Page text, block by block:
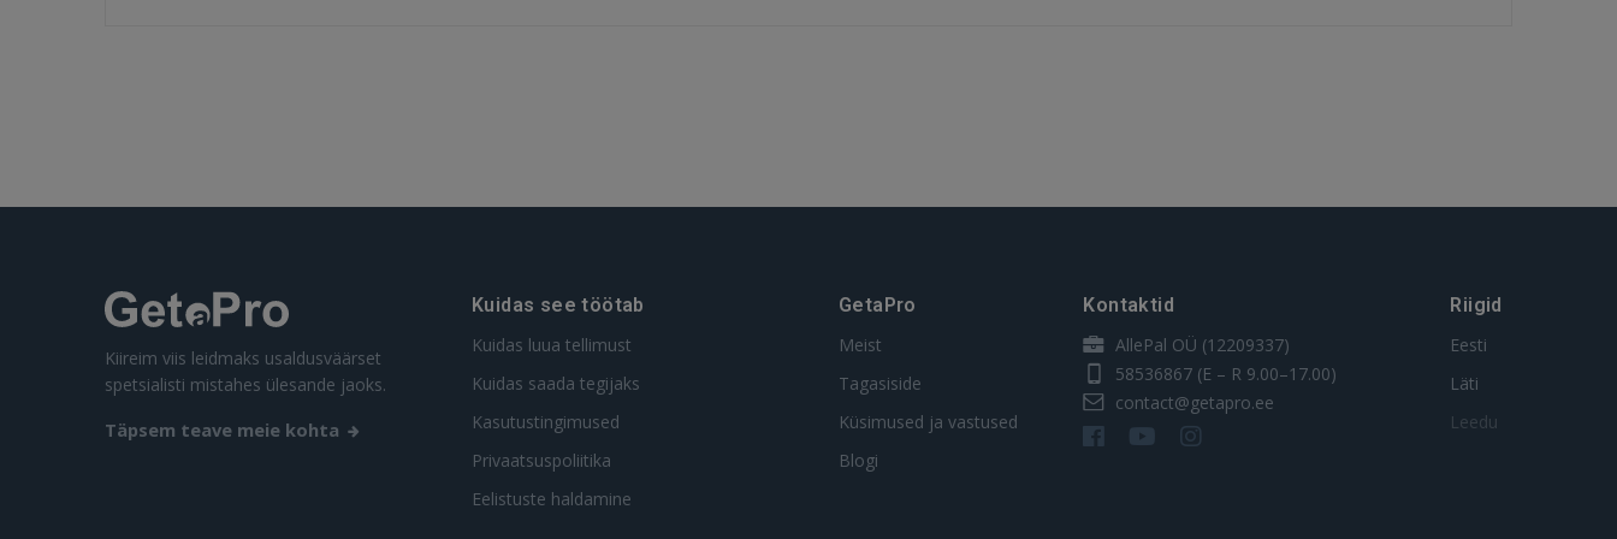
Kiireim viis leidmaks usaldusväärset
spetsialisti mistahes ülesande jaoks.
Täpsem teave meie kohta
Kuidas see töötab
Kuidas luua tellimust
Kuidas saada tegijaks
Kasutustingimused
Privaatsuspoliitika
Eelistuste haldamine
GetaPro
Meist
Tagasiside
Küsimused ja vastused
Blogi
Kontaktid
AllePal OÜ (12209337)
58536867 (E – R 9.00–17.00)
contact@getapro.ee
Riigid
Eesti
Läti
Leedu